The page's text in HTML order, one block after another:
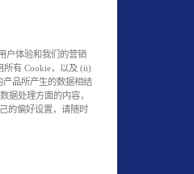
户体验和我们的营销
所有 Cookie，以及 (ii)
产品所产生的数据相结
据处理方面的内容，
的偏好设置，请随时